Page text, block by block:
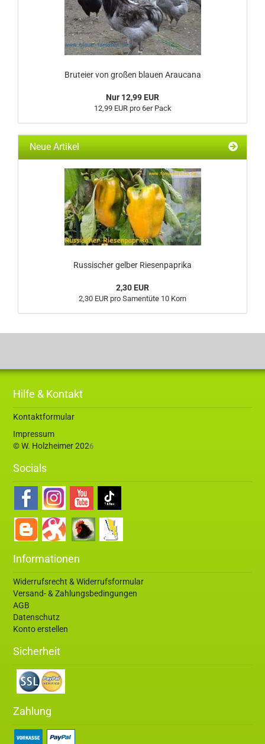
Bruteier von großen blauen Araucana
Nur 12,99 EUR
12,99 EUR pro 6er Pack
Neue Artikel
Russischer gelber Riesenpaprika
2,30 EUR
2,30 EUR pro Samentüte 10 Korn
Hilfe & Kontakt
Kontaktformular
Impressum
© W. Holzheimer 2026
Socials
Informationen
Widerrufsrecht & Widerrufsformular
Versand- & Zahlungsbedingungen
AGB
Datenschutz
Konto erstellen
Sicherheit
Zahlung